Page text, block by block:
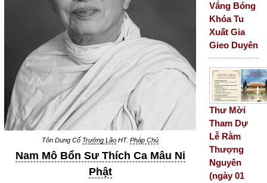
Tôn Dung Cố Trưởng Lão HT. Pháp Chủ
Nam Mô Bổn Sư Thích Ca Mâu Ni
Phật
Vắng Bóng
Khóa Tu
Xuất Gia
Gieo Duyên
Thư Mời
Tham Dự
Lễ Rằm
Thượng
Nguyên
(ngày 01